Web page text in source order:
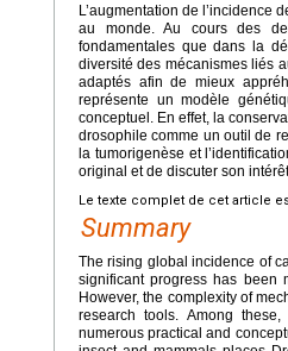
L’augmentation de l’incidence
au monde. Au cours des
fondamentales que dans la
diversité des mécanismes liés
adaptés afin de mieux
représente un modèle
conceptuel. En effet, la
drosophile comme un outil de
la tumorigenèse et
original et de discuter son
Le texte complet de cet article
Summary
The rising global incidence of
significant progress has been
However, the complexity of
research tools. Among
numerous practical and